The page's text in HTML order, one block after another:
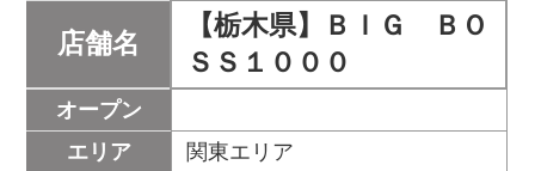
店舗名
【栃木県】ＢＩＧ ＢＯ
ＳＳ１０００
オープン
エリア
関東エリア